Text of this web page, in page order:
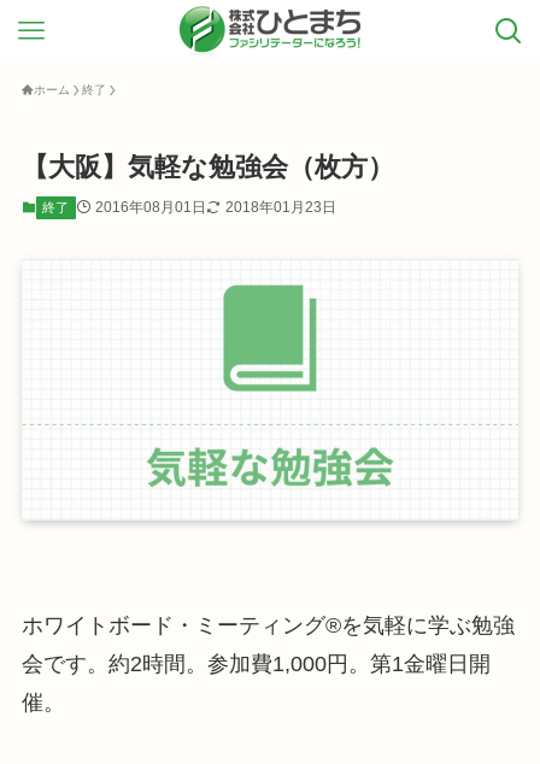
ホーム 終了
【大阪】気軽な勉強会（枚方）
終了 2016年08月01日 2018年01月23日
ホワイトボード・ミーティング®を気軽に学ぶ勉強
会です。約2時間。参加費1,000円。第1金曜日開
催。